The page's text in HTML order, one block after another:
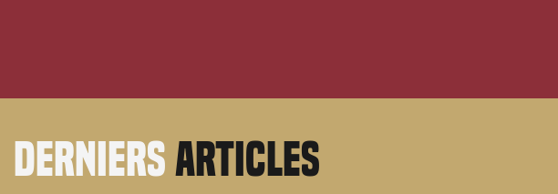
derniersarticles